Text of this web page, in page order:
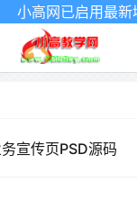
小高网已启用最新
宣传页PSD源码